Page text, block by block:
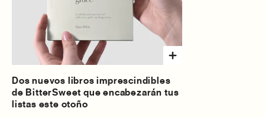
Dos nuevos libros imprescindibles
de BitterSweet que encabezarán tus
listas este otoño